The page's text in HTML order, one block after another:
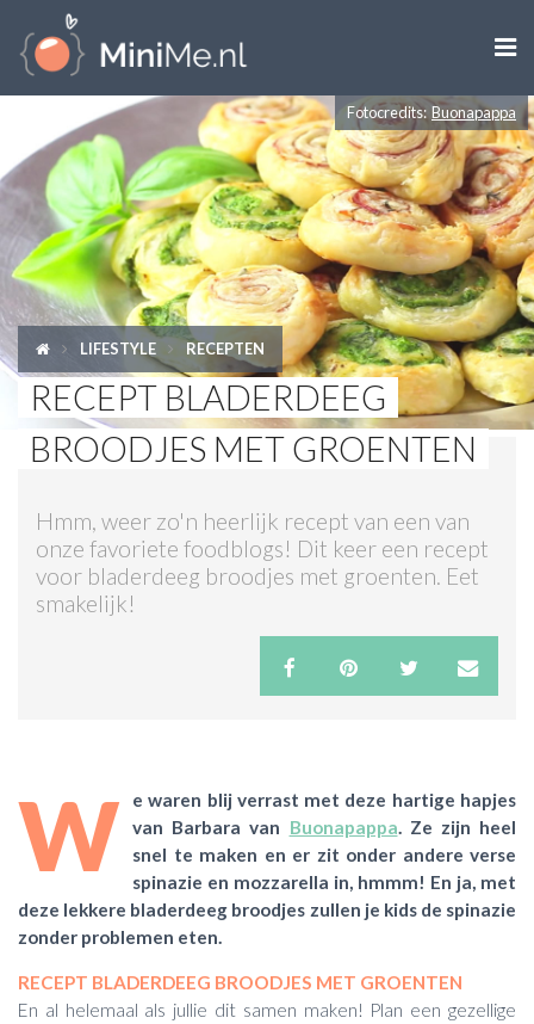

ZWANGER WORDEN
ZWANGER
BABY
PEUTER
KIND
LIFESTYLE
SHOPS
ACTIES & KORTING
Fotocredits: Buonapappa
LIFESTYLE RECEPTEN
RECEPT BLADERDEEG
BROODJES MET GROENTEN
Hmm, weer zo'n heerlijk recept van een van
onze favoriete foodblogs! Dit keer een recept
voor bladerdeeg broodjes met groenten. Eet
smakelijk!
W
e waren blij verrast met deze hartige hapjes
van Barbara van Buonapappa . Ze zijn heel
snel te maken en er zit onder andere verse
spinazie en mozzarella in, hmmm! En ja, met
deze lekkere bladerdeeg broodjes zullen je kids de spinazie
zonder problemen eten.
RECEPT BLADERDEEG BROODJES MET GROENTEN
En al helemaal als jullie dit samen maken! Plan een gezellige